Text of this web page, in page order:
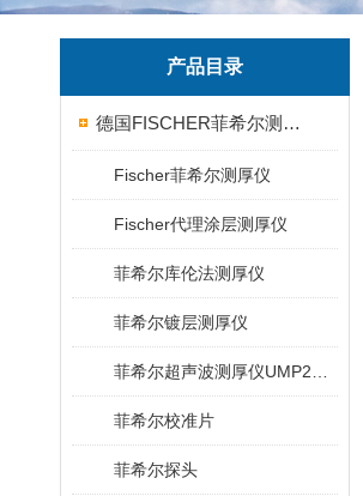
产品目录
德国FISCHER菲希尔测厚仪
Fischer菲希尔测厚仪
Fischer代理涂层测厚仪
菲希尔库伦法测厚仪
菲希尔镀层测厚仪
菲希尔校准片
菲希尔探头